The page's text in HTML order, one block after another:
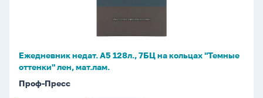
оттенки"
лен,
мат.лам.
Ежедневник недат. А5 128л., 7БЦ на кольцах "Темные
оттенки" лен, мат.лам.
Проф-Пресс